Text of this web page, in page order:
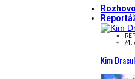
/4.
Kim